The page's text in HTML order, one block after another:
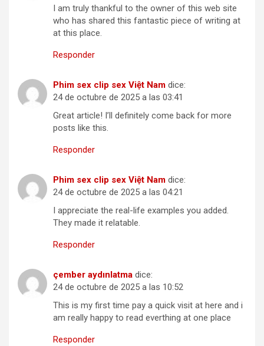
I am truly thankful to the owner of this web site
who has shared this fantastic piece of writing at
at this place.
Responder
Phim sex clip sex Việt Nam dice:
24 de octubre de 2025 a las 03:41
Great article! I’ll definitely come back for more
posts like this.
Responder
Phim sex clip sex Việt Nam dice:
24 de octubre de 2025 a las 04:21
I appreciate the real-life examples you added.
They made it relatable.
Responder
çember aydınlatma dice:
24 de octubre de 2025 a las 10:52
This is my first time pay a quick visit at here and i
am really happy to read everthing at one place
Responder